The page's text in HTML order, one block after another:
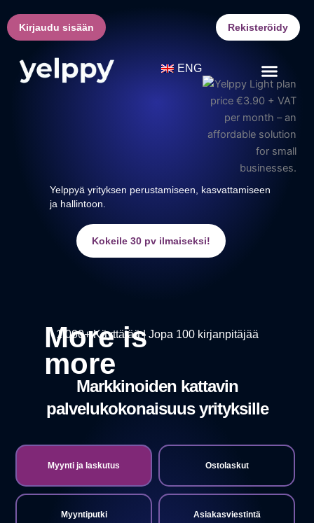
sisältöönKirjaudu sisään Rekisteröidy
ENG
More is
more
Yelppyä yrityksen perustamiseen, kasvattamiseen
ja hallintoon.
Kokeile 30 pv ilmaiseksi!
1 000+ Käyttäjää | Jopa 100 kirjanpitäjää
Markkinoiden kattavin
palvelukokonaisuus yrityksille
Myynti ja laskutus Ostolaskut
Myyntiputki Asiakasviestintä